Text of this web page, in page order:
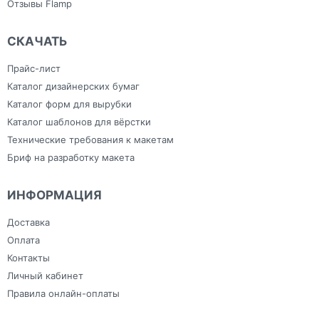
Отзывы Flamp
СКАЧАТЬ
Прайс-лист
Каталог дизайнерских бумаг
Каталог форм для вырубки
Каталог шаблонов для вёрстки
Технические требования к макетам
Бриф на разработку макета
ИНФОРМАЦИЯ
Доставка
Оплата
Контакты
Личный кабинет
Правила онлайн-оплаты